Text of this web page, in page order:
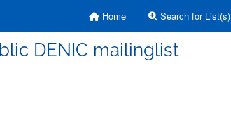
Home Search for List(s)
DENIC mailinglist